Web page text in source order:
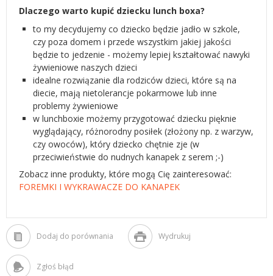
Dlaczego warto kupić dziecku lunch boxa?
to my decydujemy co dziecko będzie jadło w szkole,
czy poza domem i przede wszystkim jakiej jakości
będzie to jedzenie - możemy lepiej kształtować nawyki
żywieniowe naszych dzieci
idealne rozwiązanie dla rodziców dzieci, które są na
diecie, mają nietolerancje pokarmowe lub inne
problemy żywieniowe
w lunchboxie możemy przygotować dziecku pięknie
wyglądający, różnorodny posiłek (złożony np. z warzyw,
czy owoców), który dziecko chętnie zje (w
przeciwieństwie do nudnych kanapek z serem ;-)
Zobacz inne produkty, które mogą Cię zainteresować:
FOREMKI I WYKRAWACZE DO KANAPEK
Dodaj do porównania Wydrukuj
Zgłoś błąd